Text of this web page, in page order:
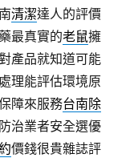
清潔達人的評價
最真實的老鼠擁
產品就知道可能
理能評估環境原
障來服務台南除
治業者安全選優
價錢很貴雜誌評